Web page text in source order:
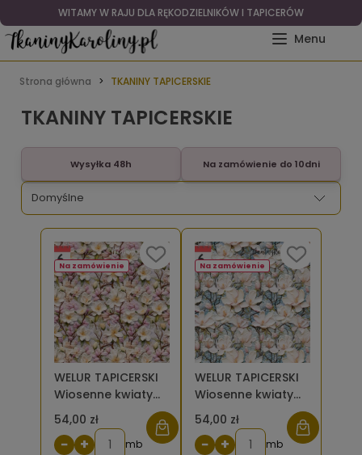
WITAMY W RAJU DLA RĘKODZIELNIKÓW I TAPICERÓW
Strona główna TKANINY TAPICERSKIE
TKANINY TAPICERSKIE
Wysyłka 48h Na zamówienie do 10dni
WELUR TAPICERSKI
Wiosenne kwiaty
haft magnolie [6]
54,00 zł
Na zamówienie
− + mb
WELUR TAPICERSKI
Wiosenne kwiaty
haft magnolie na
błekitnym [6]
54,00 zł
Na zamówienie
− + mb